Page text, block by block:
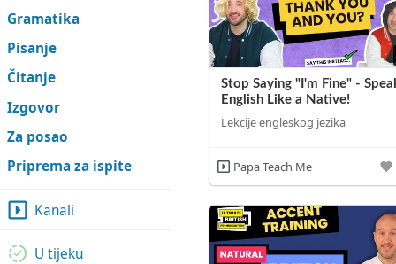
Gramatika
Pisanje
Čitanje
Izgovor
Za posao
Priprema za ispite
Kanali
U tijeku
Stop Saying "I'm Fine" -
English Like a Native!
Lekcije engleskog jezika
Papa Teach Me